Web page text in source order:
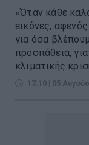
«Όταν κάθε
εικόνες,
για όσα
προσπάθεια,
κλιματικής
17:10 | 05